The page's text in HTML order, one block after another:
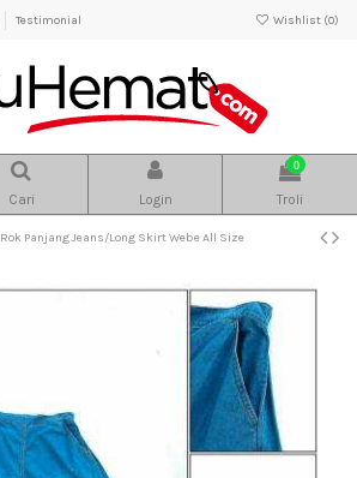
Testimonial Wishlist (0)
Cari Login
0
Troli
Rok Panjang Jeans/Long Skirt Webe All Size